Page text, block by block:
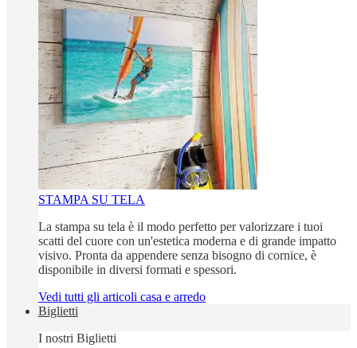
STAMPA SU TELA
La stampa su tela è il modo perfetto per valorizzare i tuoi
scatti del cuore con un'estetica moderna e di grande impatto
visivo. Pronta da appendere senza bisogno di cornice, è
disponibile in diversi formati e spessori.
Vedi tutti gli articoli casa e arredo
Biglietti
I nostri Biglietti